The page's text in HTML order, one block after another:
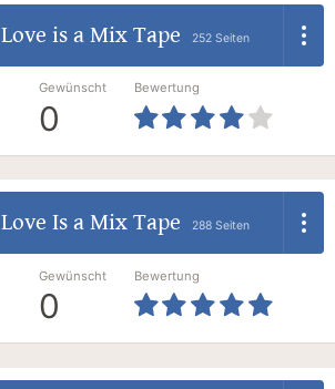
Love is a Mix Tape 252 Seiten
Gewünscht
0
Bewertung
Love Is a Mix Tape 288 Seiten
Gewünscht
0
Bewertung